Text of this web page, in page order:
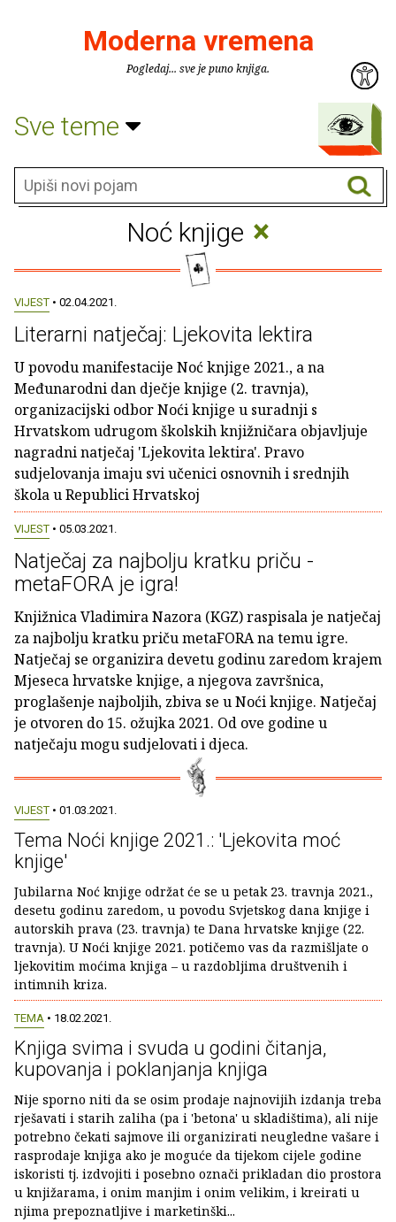
Moderna vremena
Pogledaj... sve je puno knjiga.
Sve teme
Noć knjige ×
VIJEST • 02.04.2021.
Literarni natječaj: Ljekovita lektira
U povodu manifestacije Noć knjige 2021., a na
Međunarodni dan dječje knjige (2. travnja),
organizacijski odbor Noći knjige u suradnji s
Hrvatskom udrugom školskih knjižničara objavljuje
nagradni natječaj 'Ljekovita lektira'. Pravo
sudjelovanja imaju svi učenici osnovnih i srednjih
škola u Republici Hrvatskoj
VIJEST • 05.03.2021.
Natječaj za najbolju kratku priču -
metaFORA je igra!
Knjižnica Vladimira Nazora (KGZ) raspisala je natječaj
za najbolju kratku priču metaFORA na temu igre.
Natječaj se organizira devetu godinu zaredom krajem
Mjeseca hrvatske knjige, a njegova završnica,
proglašenje najboljih, zbiva se u Noći knjige. Natječaj
je otvoren do 15. ožujka 2021. Od ove godine u
natječaju mogu sudjelovati i djeca.
VIJEST • 01.03.2021.
Tema Noći knjige 2021.: 'Ljekovita moć
knjige'
Jubilarna Noć knjige održat će se u petak 23. travnja 2021.,
desetu godinu zaredom, u povodu Svjetskog dana knjige i
autorskih prava (23. travnja) te Dana hrvatske knjige (22.
travnja). U Noći knjige 2021. potičemo vas da razmišljate o
ljekovitim moćima knjiga – u razdobljima društvenih i
intimnih kriza.
TEMA • 18.02.2021.
Knjiga svima i svuda u godini čitanja,
kupovanja i poklanjanja knjiga
Nije sporno niti da se osim prodaje najnovijih izdanja treba
rješavati i starih zaliha (pa i 'betona' u skladištima), ali nije
potrebno čekati sajmove ili organizirati neugledne vašare i
rasprodaje knjiga ako je moguće da tijekom cijele godine
iskoristi tj. izdvojiti i posebno označi prikladan dio prostora
u knjižarama, i onim manjim i onim velikim, i kreirati u
njima prepoznatljive i marketinški...